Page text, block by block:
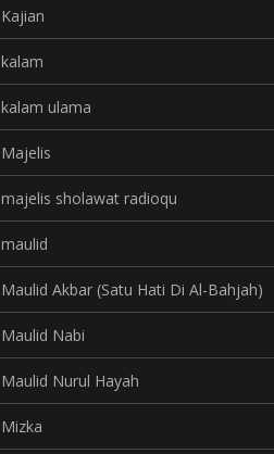
Kajian
kalam
kalam ulama
Majelis
majelis sholawat radioqu
maulid
Maulid Akbar (Satu Hati Di Al-Bahjah)
Maulid Nabi
Maulid Nurul Hayah
Mizka